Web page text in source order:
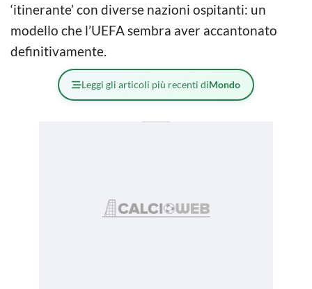
‘itinerante’ con diverse nazioni ospitanti: un
modello che l’UEFA sembra aver accantonato
definitivamente.
Leggi gli articoli più recenti diMondo